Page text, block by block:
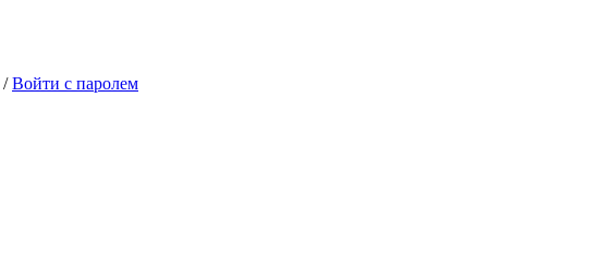
/Войти с паролем